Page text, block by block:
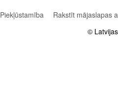
Piekļūstamība
Rakstīt mājaslapas
©